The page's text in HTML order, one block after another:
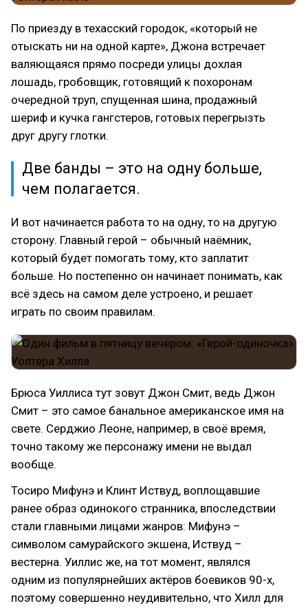
По приезду в техасский городок, «который не
отыскать ни на одной карте», Джона встречает
валяющаяся прямо посреди улицы дохлая
лошадь, гробовщик, готовящий к похоронам
очередной труп, спущенная шина, продажный
шериф и кучка гангстеров, готовых перегрызть
друг другу глотки.
Две банды – это на одну больше,
чем полагается.
И вот начинается работа то на одну, то на другую
сторону. Главный герой – обычный наёмник,
который будет помогать тому, кто заплатит
больше. Но постепенно он начинает понимать, как
всё здесь на самом деле устроено, и решает
играть по своим правилам.
Брюса Уиллиса тут зовут Джон Смит, ведь Джон
Смит – это самое банальное американское имя на
свете. Серджио Леоне, например, в своё время,
точно такому же персонажу имени не выдал
вообще.
Тосиро Мифунэ и Клинт Иствуд, воплощавшие
ранее образ одинокого странника, впоследствии
стали главными лицами жанров: Мифунэ –
символом самурайского экшена, Иствуд –
вестерна. Уиллис же, на тот момент, являлся
одним из популярнейших актёров боевиков 90-х,
поэтому совершенно неудивительно, что Хилл для